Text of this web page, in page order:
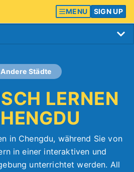
MENU SIGN UP
Andere Städte
LERNEN
in Chengdu, während Sie von
in einer interaktiven und
unterrichtet werden. All